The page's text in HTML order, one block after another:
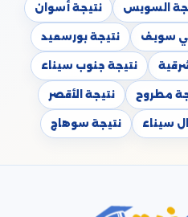
السويس نتيجة أسوان
سويف نتيجة بورسعيد
نتيجة جنوب سيناء
مطروح نتيجة الأقصر
سيناء نتيجة سوهاج